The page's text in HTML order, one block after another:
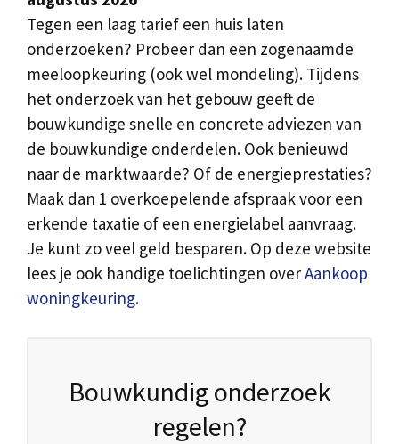
Tegen een laag tarief een huis laten
onderzoeken? Probeer dan een zogenaamde
meeloopkeuring (ook wel mondeling). Tijdens
het onderzoek van het gebouw geeft de
bouwkundige snelle en concrete adviezen van
de bouwkundige onderdelen. Ook benieuwd
naar de marktwaarde? Of de energieprestaties?
Maak dan 1 overkoepelende afspraak voor een
erkende taxatie of een energielabel aanvraag.
Je kunt zo veel geld besparen. Op deze website
lees je ook handige toelichtingen overAankoop
woningkeuring.
Bouwkundig onderzoek
regelen?